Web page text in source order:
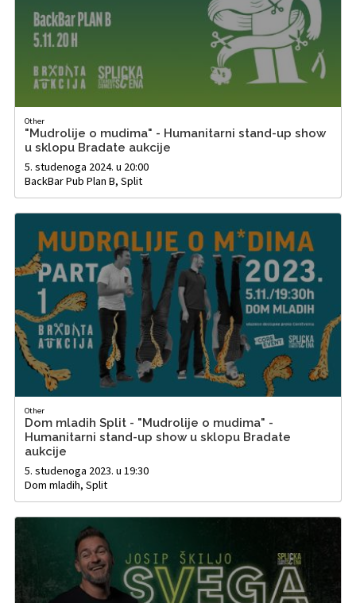
Other
"Mudrolije o mudima" - Humanitarni stand-up show
u sklopu Bradate aukcije
5. studenoga 2024. u 20:00
BackBar Pub Plan B, Split
Other
Dom mladih Split - "Mudrolije o mudima" -
Humanitarni stand-up show u sklopu Bradate
aukcije
5. studenoga 2023. u 19:30
Dom mladih, Split